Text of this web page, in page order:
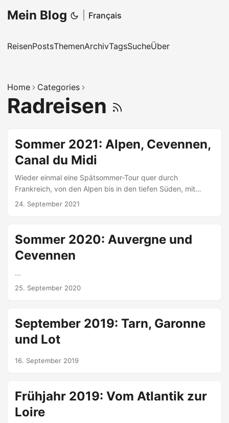
Mein Blog Français
ReisenPostsThemenArchivTagsSucheÜber
Home Categories
Radreisen
Sommer 2021: Alpen, Cevennen,
Canal du Midi
Wieder einmal eine Spätsommer-Tour quer durch
Frankreich, von den Alpen bis in den tiefen Süden, mit
flachen und hügeligen Etappen, über altbekanntes und
24. September 2021
Sommer 2020: Auvergne und
Cevennen
...
25. September 2020
September 2019: Tarn, Garonne
und Lot
16. September 2019
Frühjahr 2019: Vom Atlantik zur
Loire